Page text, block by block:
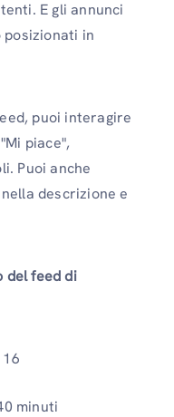
E gli annunci
posizionati in
puoi interagire
piace",
Puoi anche
descrizione e
del feed di
minuti